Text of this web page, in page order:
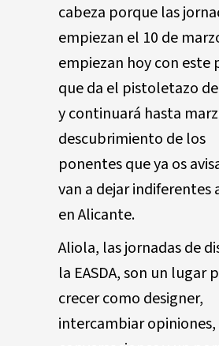
cabeza porque las
empiezan el 10 de
empiezan hoy con este
que da el pistoletazo
y continuará hasta
descubrimiento de los
ponentes que ya os
van a dejar indiferentes
en Alicante.
Aliola, las jornadas de
la EASDA, son un lugar
crecer como designer,
intercambiar